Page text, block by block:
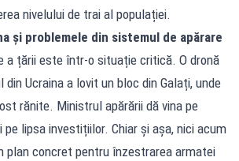
nivelului de trai al populației.
și problemele din sistemul de apărare
a țării este într-o situație critică. O dronă
Ucraina a lovit un bloc din Galați, unde
rănite. Ministrul apărării dă vina pe
lipsa investițiilor. Chiar și așa, nici acum
plan concret pentru înzestrarea armatei